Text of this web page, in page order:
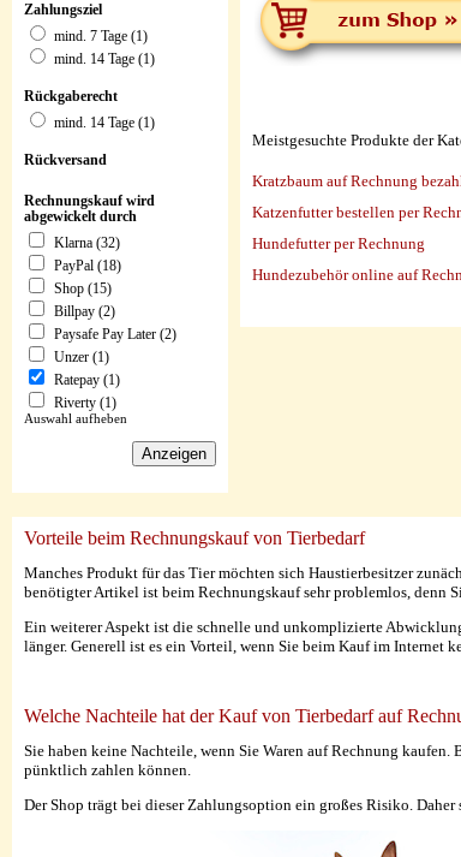
Zahlungsziel
mind. 7 Tage (1)
mind. 14 Tage (1)
Rückgaberecht
mind. 14 Tage (1)
Rückversand
Rechnungskauf wird
abgewickelt durch
Klarna (32)
PayPal (18)
Shop (15)
Billpay (2)
Paysafe Pay Later (2)
Unzer (1)
Ratepay (1)
Riverty (1)
Auswahl aufheben
Meistgesuchte Produkte der
Kratzbaum auf Rechnung
Katzenfutter bestellen per
Hundefutter per Rechnung
Hundezubehör online auf
Vorteile beim Rechnungskauf von Tierbedarf
Manches Produkt für das Tier möchten sich Haustierbesitzer
benötigter Artikel ist beim Rechnungskauf sehr problemlos, denn
Ein weiterer Aspekt ist die schnelle und unkomplizierte
länger. Generell ist es ein Vorteil, wenn Sie beim Kauf im Internet
Welche Nachteile hat der Kauf von Tierbedarf auf
Sie haben keine Nachteile, wenn Sie Waren auf Rechnung
pünktlich zahlen können.
Der Shop trägt bei dieser Zahlungsoption ein großes Risiko.